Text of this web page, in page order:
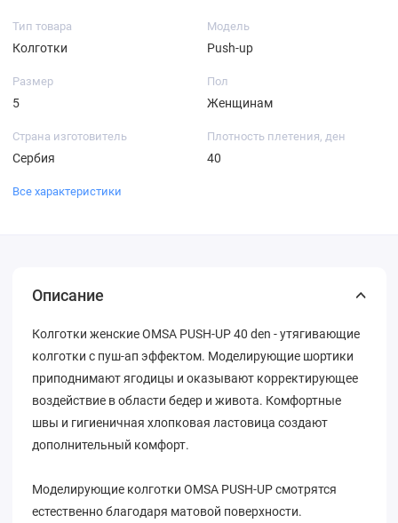
Тип товара
Колготки
Модель
Push-up
Размер
5
Пол
Женщинам
Страна изготовитель
Сербия
Плотность плетения, ден
40
Все характеристики
Описание
Колготки женские OMSA PUSH-UP 40 den - утягивающие
колготки с пуш-ап эффектом. Моделирующие шортики
приподнимают ягодицы и оказывают корректирующее
воздействие в области бедер и живота. Комфортные
швы и гигиеничная хлопковая ластовица создают
дополнительный комфорт.
Моделирующие колготки OMSA PUSH-UP смотрятся
естественно благодаря матовой поверхности.